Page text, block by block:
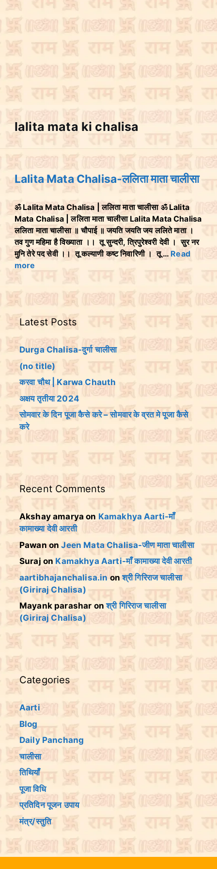
lalita mata ki chalisa
Lalita Mata Chalisa-ललिता माता चालीसा
ॐ Lalita Mata Chalisa | ललिता माता चालीसा ॐ Lalita
Mata Chalisa | ललिता माता चालीसा Lalita Mata Chalisa
ललिता माता चालीसा ॥ चौपाई ॥ जयति जयति जय ललिते माता ।
तव गुण महिमा है विख्याता ।। तू सुन्दरी, त्रिपुरेश्वरी देवी । सुर नर
मुनि तेरे पद सेवी ।। तू कल्याणी कष्ट निवारिणी । तू … Read
more
Latest Posts
Durga Chalisa-दुर्गा चालीसा
(no title)
करवा चौथ | Karwa Chauth
अक्षय तृतीया 2024
सोमवार के दिन पूजा कैसे करे – सोमवार के व्रत मे पूजा कैसे
करे
Recent Comments
Akshay amarya on Kamakhya Aarti-माँ
कामाख्या देवी आरती
PawanonJeen Mata Chalisa-जीण माता चालीसा
Suraj on Kamakhya Aarti-माँ कामाख्या देवी आरती
aartibhajanchalisa.in onश्री गिरिराज चालीसा
(Giriraj Chalisa)
Mayank parashar onश्री गिरिराज चालीसा
(Giriraj Chalisa)
Categories
Aarti
Blog
Daily Panchang
चालीसा
तिथियांँ
पूजा विधि
प्रतिदिन पूजन उपाय
मंत्र/स्तुति